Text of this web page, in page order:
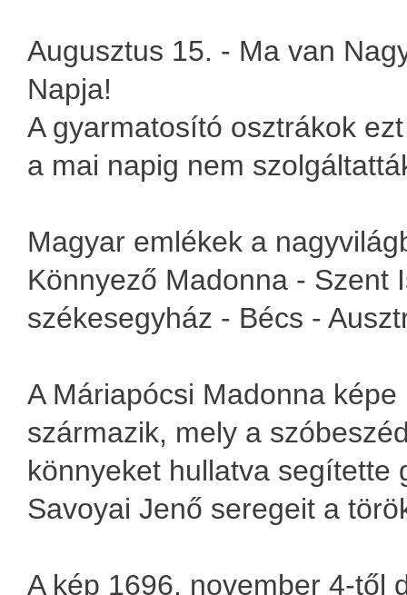
Augusztus 15. - Ma van
Napja!
A gyarmatosító osztrákok
a mai napig nem
Magyar emlékek a
Könnyező Madonna - Szent
székesegyház - Bécs -
A Máriapócsi Madonna képe
származik, mely a
könnyeket hullatva segítette
Savoyai Jenő seregeit a
A kép 1696. november 4-től